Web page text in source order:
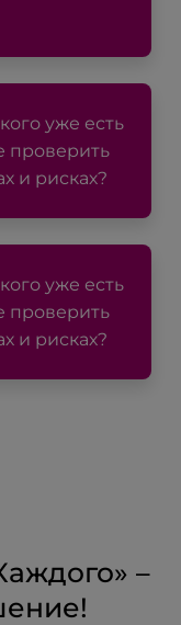
уже есть
проверить
и рисках?
уже есть
проверить
и рисках?
–